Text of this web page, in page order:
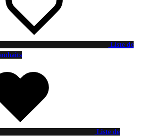
Liste de
Liste de